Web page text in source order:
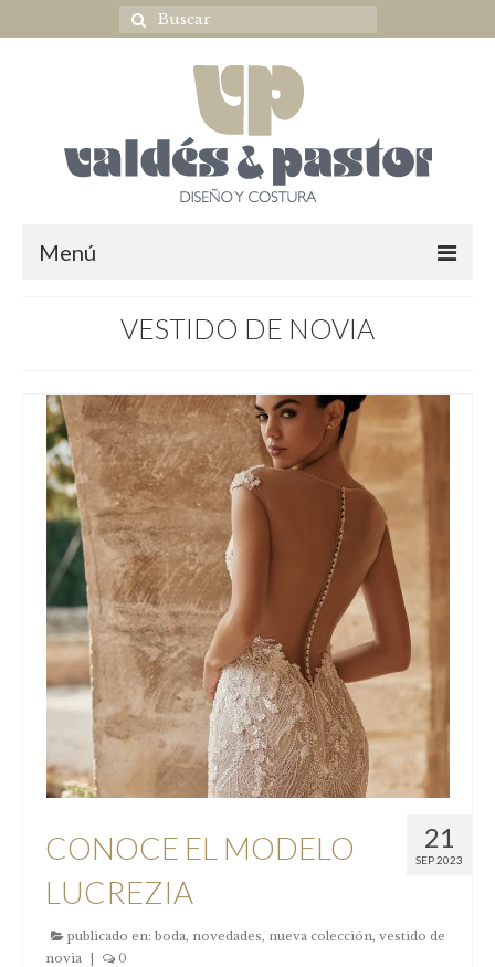
Menú
ULTIMAS COLECCIONES
OUTLET NOVIA
Complementos novia
COMUNIÓN
Niña
Complementos comunión
FESTERAS
NUESTRAS CLIENTAS
Donde estamos
Contacto
Nuestro taller
Nuestra Historia
VESTIDO DE NOVIA
21
SEP 2023
CONOCE EL MODELO
LUCREZIA
publicado en: boda, novedades, nueva colección, vestido de
novia
0